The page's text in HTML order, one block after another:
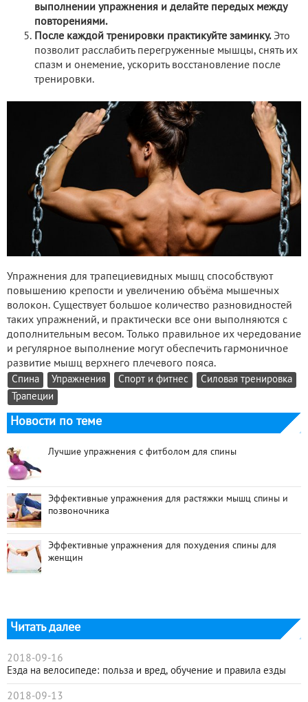
выполнении упражнения и делайте передых между
повторениями.
После каждой тренировки практикуйте заминку.Это
позволит расслабить перегруженные мышцы, снять их
спазм и онемение, ускорить восстановление после
тренировки.
Упражнения для трапециевидных мышц способствуют
повышению крепости и увеличению объёма мышечных
волокон. Существует большое количество разновидностей
таких упражнений, и практически все они выполняются с
дополнительным весом. Только правильное их чередование
и регулярное выполнение могут обеспечить гармоничное
развитие мышц верхнего плечевого пояса.
Спина Упражнения Спорт и фитнес
Силовая тренировка
Трапеции
Новости по теме
Лучшие упражнения с фитболом для спины
Эффективные упражнения для растяжки мышц спины и
позвоночника
Эффективные упражнения для похудения спины для
женщин
Читать далее
2018-09-16
Езда на велосипеде: польза и вред, обучение и правила езды
2018-09-13